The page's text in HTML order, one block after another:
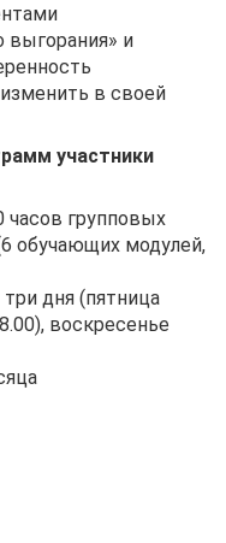
выгорания» и
в своей
участники
часов групповых
обучающих модулей,
дня (пятница
воскресенье